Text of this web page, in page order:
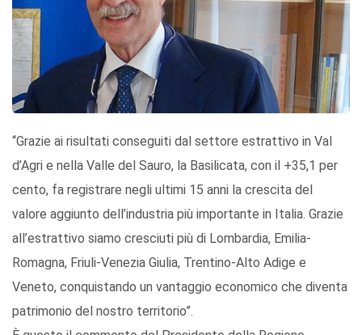
“Grazie ai risultati conseguiti dal settore estrattivo in Val
d’Agri e nella Valle del Sauro, la Basilicata, con il +35,1 per
cento, fa registrare negli ultimi 15 anni la crescita del
valore aggiunto dell’industria più importante in Italia. Grazie
all’estrattivo siamo cresciuti più di Lombardia, Emilia-
Romagna, Friuli-Venezia Giulia, Trentino-Alto Adige e
Veneto, conquistando un vantaggio economico che diventa
patrimonio del nostro territorio”.